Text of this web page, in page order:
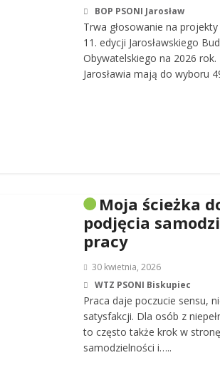
BOP PSONI Jarosław
Trwa głosowanie na
11. edycji Jarosławskiego
Obywatelskiego na 2026
Jarosławia mają do wyboru
Moja ścieżka
podjęcia
pracy
30 kwietnia, 2026
WTZ PSONI Biskupiec
Praca daje poczucie sensu,
satysfakcji. Dla osób z
to często także krok w
samodzielności i…..